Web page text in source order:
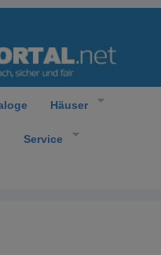
Häuser
Service